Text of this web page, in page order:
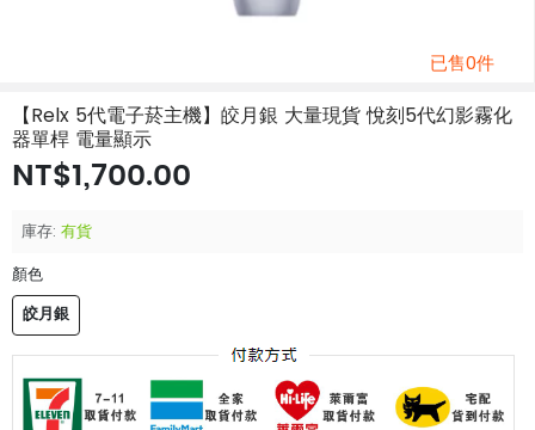
已售0件
【Relx 5代電子菸主機】皎月銀 大量現貨 悅刻5代幻影霧化
器單桿 電量顯示
NT$1,700.00
庫存: 有貨
顏色
皎月銀